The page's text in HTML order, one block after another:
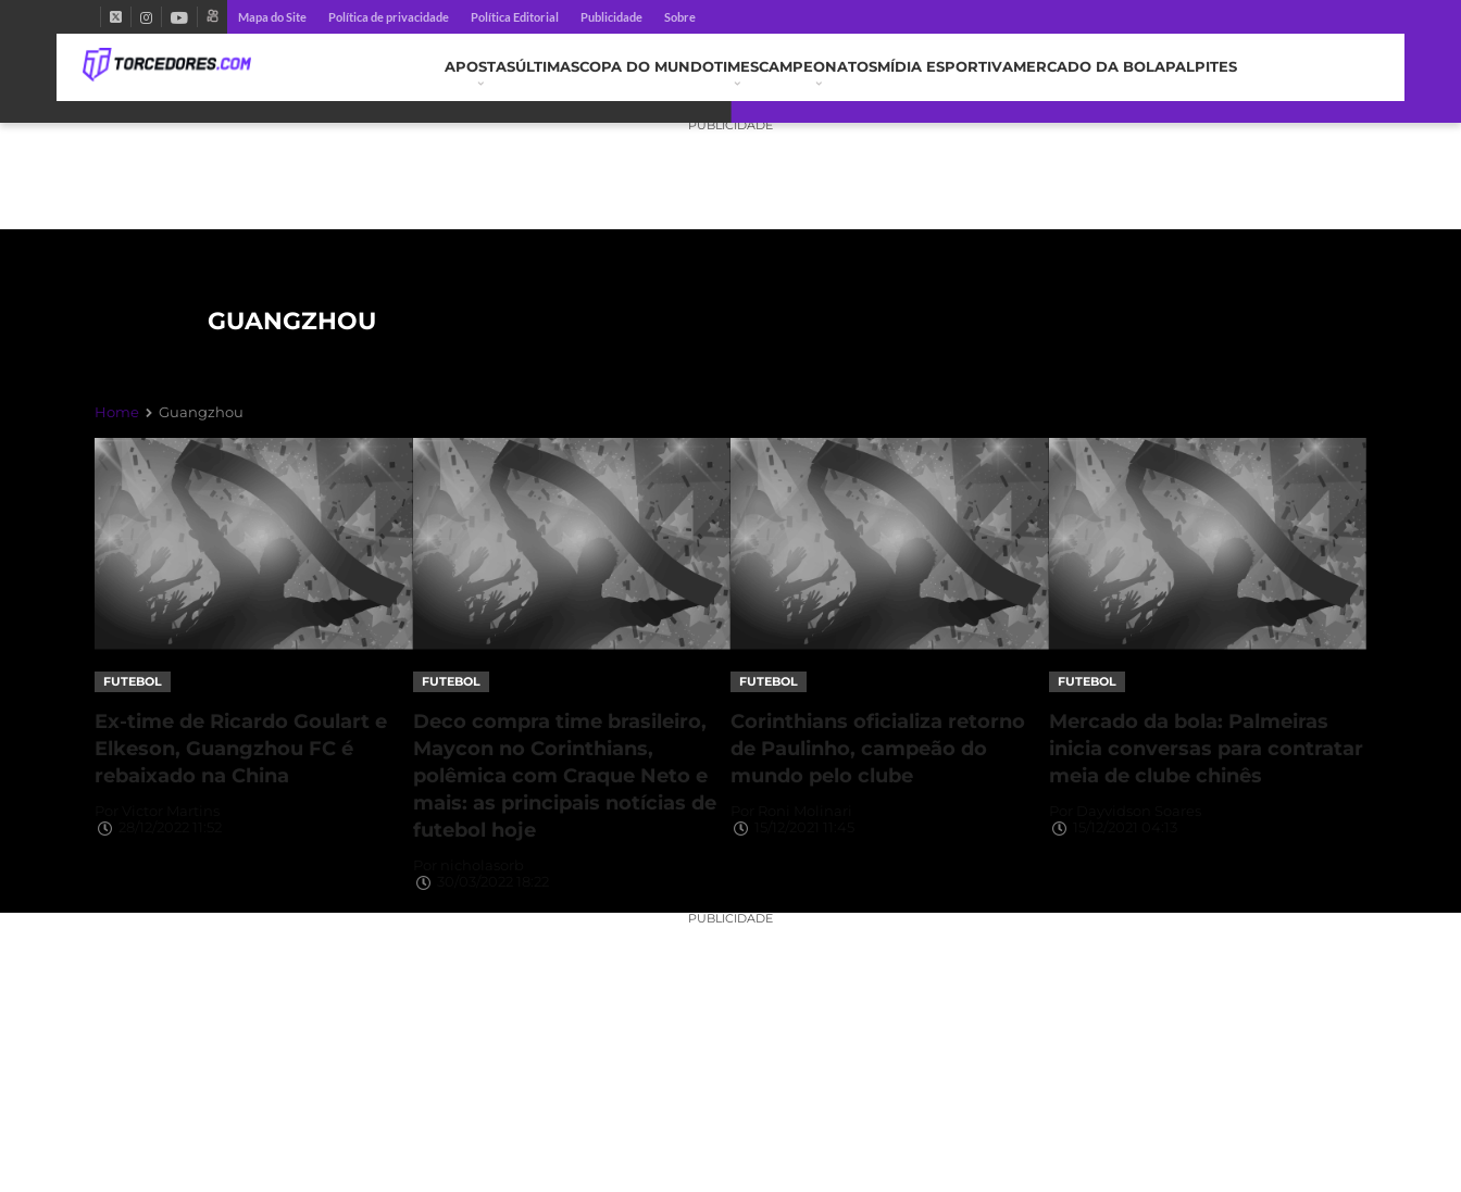
Mapa do Site Política de privacidade Política Editorial Publicidade Sobre
APOSTASÚLTIMASCOPA DO MUNDOTIMESCAMPEONATOSMÍDIA ESPORTIVAMERCADO DA BOLAPALPITES
PUBLICIDADE
Home Guangzhou
GUANGZHOU
FUTEBOL
Ex-time de Ricardo Goulart e
Elkeson, Guangzhou FC é
rebaixado na China
FUTEBOL
Deco compra time brasileiro,
Maycon no Corinthians,
polêmica com Craque Neto e
mais: as principais notícias de
futebol hoje
FUTEBOL
Corinthians oficializa retorno
de Paulinho, campeão do
mundo pelo clube
FUTEBOL
Mercado da bola: Palmeiras
inicia conversas para contratar
meia de clube chinês
PUBLICIDADE